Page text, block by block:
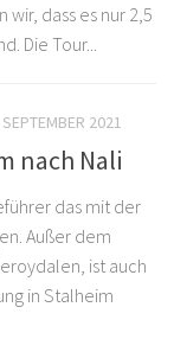
dass es nur 2,5
Die Tour...
2021
nach Nali
das mit der
Außer dem
ist auch
in Stalheim